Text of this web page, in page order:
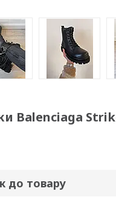
Balenciaga
до товару